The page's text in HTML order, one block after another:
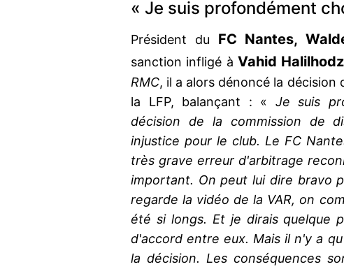
« Je suis profondément
Président du FC Nantes,
sanction infligé à Vahid
RMC, il a alors dénoncé la décision
la LFP, balançant : « Je suis
décision de la commission de
injustice pour le club. Le FC
très grave erreur d'arbitrage
important. On peut lui dire bravo
regarde la vidéo de la VAR, on
été si longs. Et je dirais quelque
d'accord entre eux. Mais il n'y a
la décision. Les conséquences